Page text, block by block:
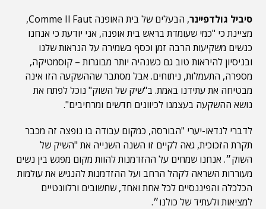
סיביל גולדפיינר
, הבעלים של בית האופנה Comme Il Faut,
מציינת כי "כמי שעומדת בראש בית אופנה, אני יודעת כי אנחנו
כנשים משקיעות הרבה זמן וכסף בשמירה על הנראות שלנו
ובניסיון להיראות טוב גם כשנהיה יותר מבוגרות – קוסמטיקה,
מספרה, התעמלות, ניתוחים. אבל מסתבר שההשקעה הזו אינה
מבטיחה את עתידנו באמת. ב"שיק של השוק" נוכל לפתח את
נושא ההשקעה בעצמנו לכיוונים חדשים ומרחיבים".
לדברי לנדאו-יערי "הבורסה, כמקום עבודה בו נופצה זה מכבר
תקרת הזכוכית, גאה לקיים זו השנה השנייה את "השיק של
השוק״. אנחנו שמחים על ההזדמנות להוות מקום מפגש בין נשים
מעוררות השראה לקהל הרחב ועל ההזדמנות להנגיש את עולמות
הכלכלה והפיננסיים לכל אחת ואחד, שחשובים ורלוונטיים
למציאות ולעתיד של כולנו״.